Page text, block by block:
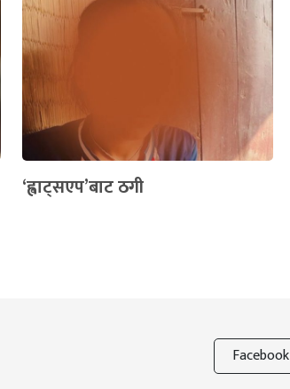
‘ह्वाट्सएप’बाट ठगी
Facebook